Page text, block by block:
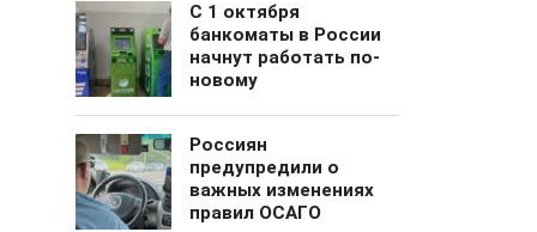
С 1 октября
банкоматы в России
начнут работать по-
новому
Россиян
предупредили о
важных изменениях
правил ОСАГО